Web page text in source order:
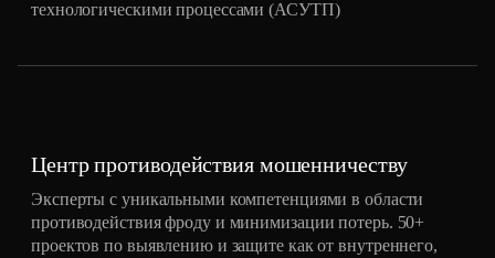
технологическими процессами (АСУТП)
Центр противодействия мошенничеству
Эксперты с уникальными компетенциями в области
противодействия фроду и минимизации потерь. 50+
проектов по выявлению и защите как от внутреннего,